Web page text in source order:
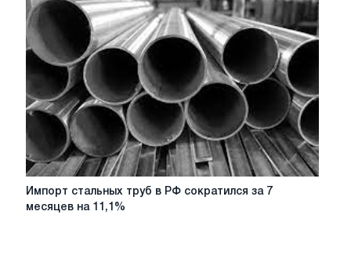
марте
2025
года
выпустили
стального
проката
на
5%
меньше,
чем
марте
прошлого
Импорт
стальных
Импорт стальных труб в РФ сократился за 7
месяцев на 11,1%